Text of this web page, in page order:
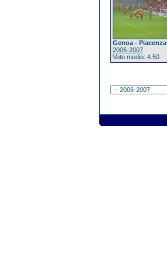
Genoa - Piacenza
2006-2007
Voto medio: 4.50